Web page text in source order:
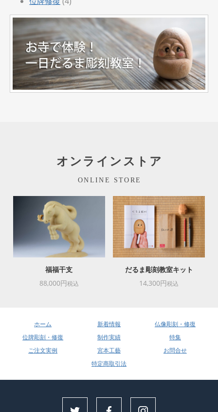
オンラインストア
ONLINE STORE
福福干支
88,000円税込
だるま彫刻教室キット
14,300円税込
ホーム 新着情報
仏像彫刻・修復
位牌彫刻・修復
制作実績
特集
ご注文実例
宮本工藝
お問合せ
特定商取引法